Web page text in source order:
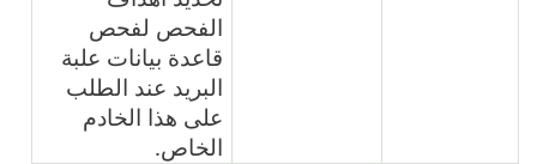
الفحص لفحص
قاعدة بيانات علبة
البريد عند الطلب
على هذا الخادم
الخاص.